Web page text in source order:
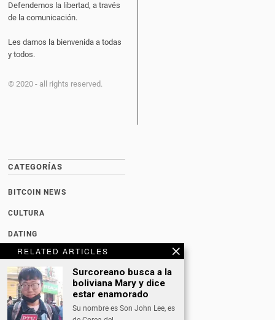
RELATED ARTICLES
Surcoreano busca a la
boliviana Mary y dice
estar enamorado
Su nombre es Son John Lee, es
Defendemos la libertad, a través
de la comunicación.
Les damos la bienvenida a todas
y todos.
© 2020 - all rights reserved.
CATEGORÍAS
BITCOIN NEWS
CULTURA
DATING
DEPORTES
ECONOMÍA
INTERNACIONAL
NACIONAL